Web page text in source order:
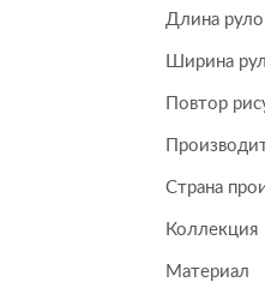
Длина
Ширина
Повтор
Страна
Коллекция
Материал